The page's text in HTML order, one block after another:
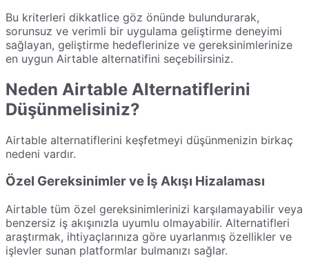
Bu kriterleri dikkatlice göz önünde bulundurarak,
sorunsuz ve verimli bir uygulama geliştirme deneyimi
sağlayan, geliştirme hedeflerinize ve gereksinimlerinize
en uygun Airtable alternatifini seçebilirsiniz.
Neden Airtable Alternatiflerini
Düşünmelisiniz?
Airtable alternatiflerini keşfetmeyi düşünmenizin birkaç
nedeni vardır.
Özel Gereksinimler ve İş Akışı Hizalaması
Airtable tüm özel gereksinimlerinizi karşılamayabilir veya
benzersiz iş akışınızla uyumlu olmayabilir. Alternatifleri
araştırmak, ihtiyaçlarınıza göre uyarlanmış özellikler ve
işlevler sunan platformlar bulmanızı sağlar.